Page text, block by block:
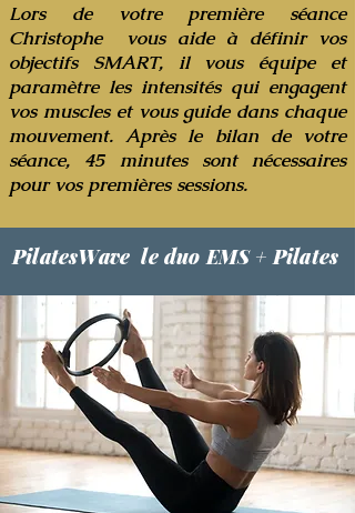
Lors de votre première séance
Christophe vous aide à définir vos
objectifs SMART, il vous équipe et
paramètre les intensités qui engagent
vos muscles et vous guide dans chaque
mouvement. Après le bilan de votre
séance, 45 minutes sont nécessaires
pour vos premières sessions.
PilatesWave le duo EMS + Pilates